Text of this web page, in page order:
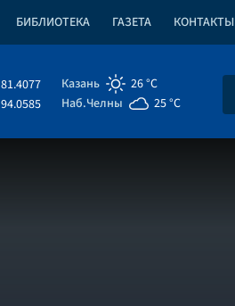
БИБЛИОТЕКА ГАЗЕТА КОНТАКТЫ
81.4077
94.0585
Казань
26 °C
Наб.Челны
25 °C